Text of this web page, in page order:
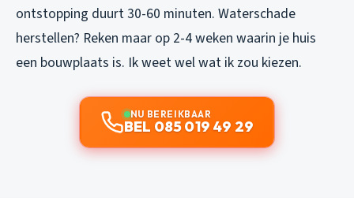
ontstopping duurt 30-60 minuten. Waterschade
herstellen? Reken maar op 2-4 weken waarin je huis
een bouwplaats is. Ik weet wel wat ik zou kiezen.
NU BEREIKBAAR
BEL 085 019 49 29